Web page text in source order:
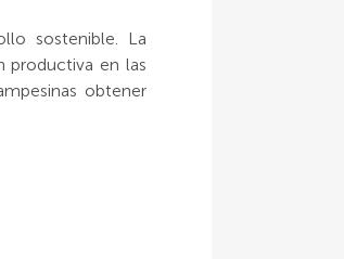
sostenible. La
productiva en las
obtener